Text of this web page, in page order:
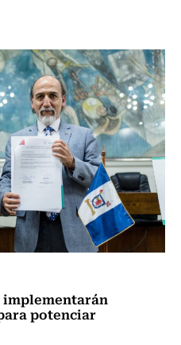
implementarán
potenciar